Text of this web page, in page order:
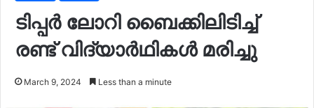
ടിപ്പര്‍ ലോറി ബൈക്കിലിടിച്ച്
രണ്ട് വിദ്യാര്‍ഥികള്‍ മരിച്ചു
March 9, 2024 Less than a minute